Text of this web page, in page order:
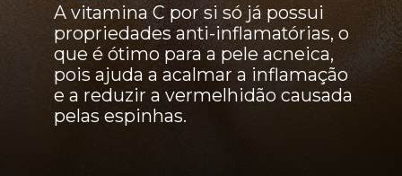
A vitamina C por si só já possui
propriedades anti-inflamatórias, o
que é ótimo para a pele acneica,
pois ajuda a acalmar a inflamação
e a reduzir a vermelhidão causada
pelas espinhas.